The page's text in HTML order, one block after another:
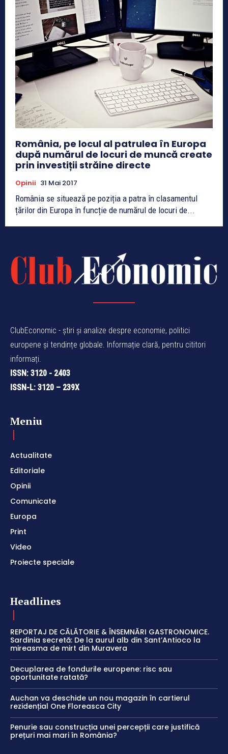
România, pe locul al patrulea în Europa
după numărul de locuri de muncă create
prin investiții străine directe
Opinii 31 Mai 2017
România se situează pe poziția a patra în clasamentul
țărilor din Europa în funcție de numărul de locuri de...
ClubEconomic - știri și analize despre economie, politici
europene și tendințe globale. Informație clară, pentru cititori
informați.
ISSN: 3120 - 2403
ISSN-L: 3120 – 239X
Meniu
Actualitate
Editoriale
Opinii
Comunicate
Europa
Print
Video
Proiecte speciale
Headlines
REPORTAJ DE CĂLĂTORIE & ÎNSEMNĂRI GASTRONOMICE.
Sardinia secretă: De la aurul alb din Sant’Antioco la
mireasma de mirt din Muravera
Decuplarea de fondurile europene: risc sau
oportunitate ratată?
Auchan va deschide un nou magazin în cartierul
rezidențial One Floreasca City
Penurie sau construcția unei percepții care justifică
prețuri mai mari în România?